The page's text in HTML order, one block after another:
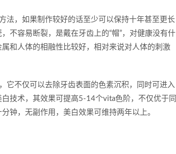
法，如果制作较好的话至少可以保持十年甚至更长
不容易断裂，是戴在牙齿上的“帽”，对健康没有什
和人体的相融性比较好，相对来说对人体的刺激
它不仅可以去除牙齿表面的色素沉积，同时可进入
技术，其效果可提高5-14个vita色阶，不仅优于同
钟，无副作用，美白效果可维持两年以上。